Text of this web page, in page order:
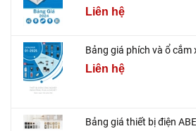
Liên hệ
Bảng giá phích và ổ cắm
Liên hệ
Bảng giá thiết bị điện